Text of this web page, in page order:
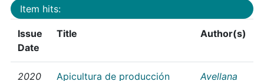
Item hits:
Issue
Date
Title Author(s)
2020
Apicultura de producción
Avellana